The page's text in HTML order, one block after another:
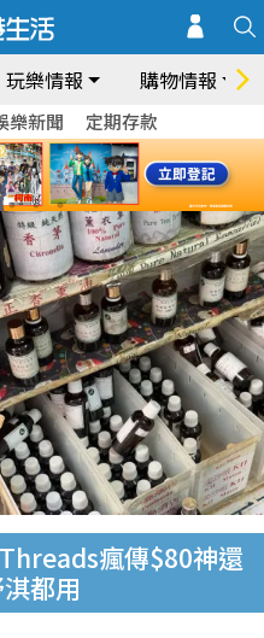
玩樂情報 購物情報
樂新聞 定期存款
瘋傳$80神還
都用